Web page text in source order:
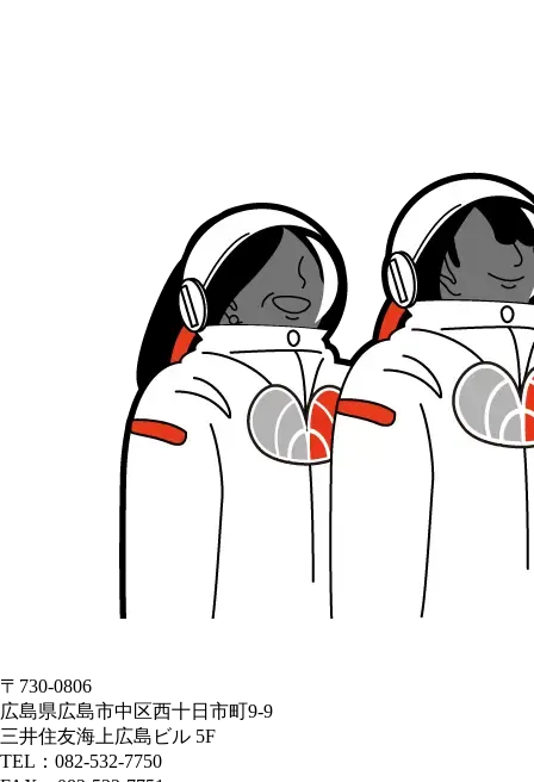
〒730-0806
広島県広島市中区西十日市町9-9
三井住友海上広島ビル 5F
TEL：082-532-7750